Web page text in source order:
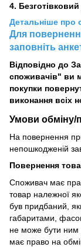
4.
Детальніше про
Для
заповніть
Відповідно до
споживачів" ви
покупки
виконання всіх
Умови обміну/
На повернення
непошкодженій
Повернення
Споживач має
товар належної
був придбаний,
габаритами,
не може бути ним
має право на